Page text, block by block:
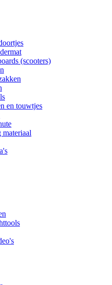
(scooters)
en touwtjes
materiaal